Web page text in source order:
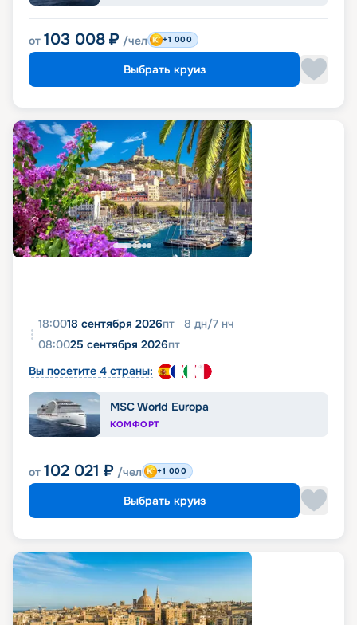
от 103 008 ₽ /чел +1 000
Выбрать круиз
18:0018 сентября 2026пт 8 дн/7 нч
08:0025 сентября 2026пт
Вы посетите 4 страны:
MSC World Europa
КОМФОРТ
от 102 021 ₽ /чел +1 000
Выбрать круиз